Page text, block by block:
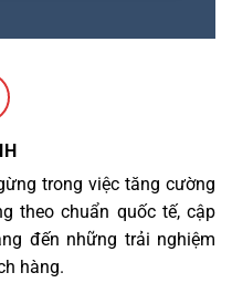
trong việc tăng cường
theo chuẩn quốc tế, cập
đến những trải nghiệm
hàng.